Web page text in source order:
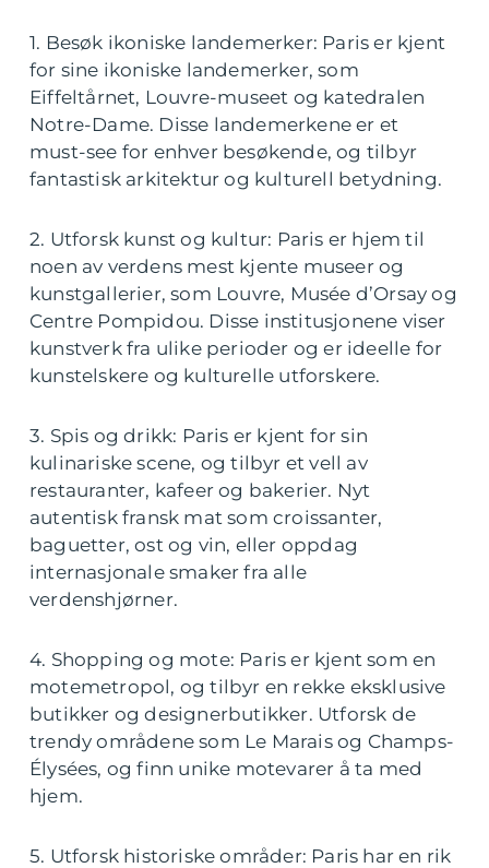
1. Besøk ikoniske landemerker: Paris er kjent
for sine ikoniske landemerker, som
Eiffeltårnet, Louvre-museet og katedralen
Notre-Dame. Disse landemerkene er et
must-see for enhver besøkende, og tilbyr
fantastisk arkitektur og kulturell betydning.
2. Utforsk kunst og kultur: Paris er hjem til
noen av verdens mest kjente museer og
kunstgallerier, som Louvre, Musée d’Orsay og
Centre Pompidou. Disse institusjonene viser
kunstverk fra ulike perioder og er ideelle for
kunstelskere og kulturelle utforskere.
3. Spis og drikk: Paris er kjent for sin
kulinariske scene, og tilbyr et vell av
restauranter, kafeer og bakerier. Nyt
autentisk fransk mat som croissanter,
baguetter, ost og vin, eller oppdag
internasjonale smaker fra alle
verdenshjørner.
4. Shopping og mote: Paris er kjent som en
motemetropol, og tilbyr en rekke eksklusive
butikker og designerbutikker. Utforsk de
trendy områdene som Le Marais og Champs-
Élysées, og finn unike motevarer å ta med
hjem.
5. Utforsk historiske områder: Paris har en rik